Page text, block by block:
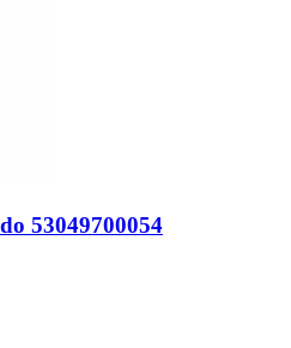
53049700054